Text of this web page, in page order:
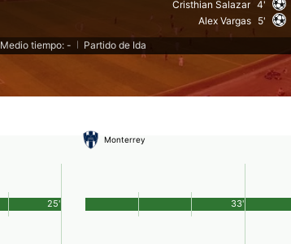
Cristhian Salazar 4'
Alex Vargas 5'
Medio tiempo: -
Partido de Ida
25'
Monterrey
33'